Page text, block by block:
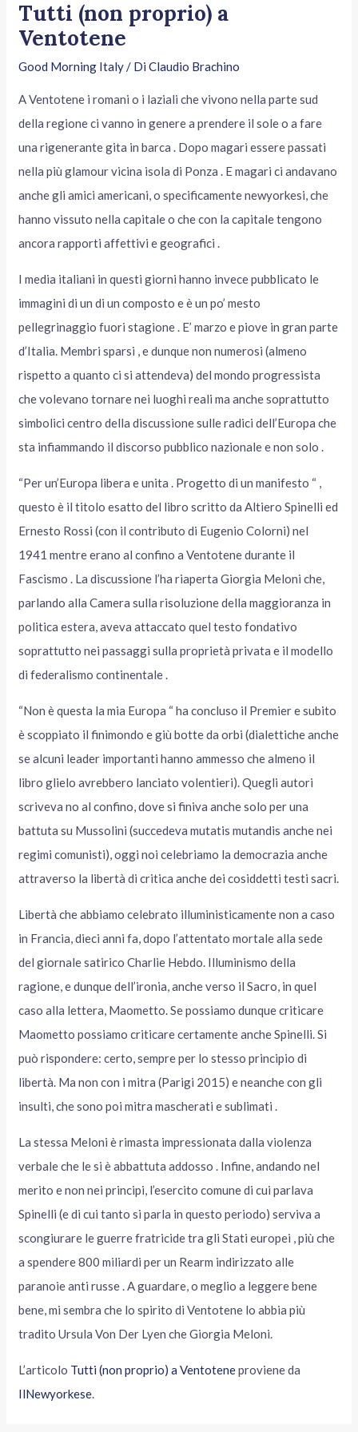
Tutti (non proprio) a
Ventotene
Good Morning Italy/ DiClaudio Brachino
A Ventotene i romani o i laziali che vivono nella parte sud
della regione ci vanno in genere a prendere il sole o a fare
una rigenerante gita in barca . Dopo magari essere passati
nella più glamour vicina isola di Ponza . E magari ci andavano
anche gli amici americani, o specificamente newyorkesi, che
hanno vissuto nella capitale o che con la capitale tengono
ancora rapporti affettivi e geografici .
I media italiani in questi giorni hanno invece pubblicato le
immagini di un di un composto e è un po’ mesto
pellegrinaggio fuori stagione . E’ marzo e piove in gran parte
d’Italia. Membri sparsi , e dunque non numerosi (almeno
rispetto a quanto ci si attendeva) del mondo progressista
che volevano tornare nei luoghi reali ma anche soprattutto
simbolici centro della discussione sulle radici dell’Europa che
sta infiammando il discorso pubblico nazionale e non solo .
“Per un’Europa libera e unita . Progetto di un manifesto “ ,
questo è il titolo esatto del libro scritto da Altiero Spinelli ed
Ernesto Rossi (con il contributo di Eugenio Colorni) nel
1941 mentre erano al confino a Ventotene durante il
Fascismo . La discussione l’ha riaperta Giorgia Meloni che,
parlando alla Camera sulla risoluzione della maggioranza in
politica estera, aveva attaccato quel testo fondativo
soprattutto nei passaggi sulla proprietà privata e il modello
di federalismo continentale .
“Non è questa la mia Europa “ ha concluso il Premier e subito
è scoppiato il finimondo e giù botte da orbi (dialettiche anche
se alcuni leader importanti hanno ammesso che almeno il
libro glielo avrebbero lanciato volentieri). Quegli autori
scriveva no al confino, dove si finiva anche solo per una
battuta su Mussolini (succedeva mutatis mutandis anche nei
regimi comunisti), oggi noi celebriamo la democrazia anche
attraverso la libertà di critica anche dei cosiddetti testi sacri.
Libertà che abbiamo celebrato illuministicamente non a caso
in Francia, dieci anni fa, dopo l’attentato mortale alla sede
del giornale satirico Charlie Hebdo. Illuminismo della
ragione, e dunque dell’ironia, anche verso il Sacro, in quel
caso alla lettera, Maometto. Se possiamo dunque criticare
Maometto possiamo criticare certamente anche Spinelli. Si
può rispondere: certo, sempre per lo stesso principio di
libertà. Ma non con i mitra (Parigi 2015) e neanche con gli
insulti, che sono poi mitra mascherati e sublimati .
La stessa Meloni è rimasta impressionata dalla violenza
verbale che le si è abbattuta addosso . Infine, andando nel
merito e non nei principi, l’esercito comune di cui parlava
Spinelli (e di cui tanto si parla in questo periodo) serviva a
scongiurare le guerre fratricide tra gli Stati europei , più che
a spendere 800 miliardi per un Rearm indirizzato alle
paranoie anti russe . A guardare, o meglio a leggere bene
bene, mi sembra che lo spirito di Ventotene lo abbia più
tradito Ursula Von Der Lyen che Giorgia Meloni.
L’articolo Tutti (non proprio) a Ventoteneproviene da
IlNewyorkese.